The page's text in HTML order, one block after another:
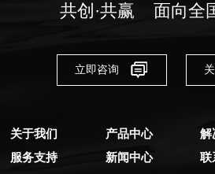
共创·共赢 面向全
立即咨询
关于我们 产品中心
解
服务支持
新闻中心 联